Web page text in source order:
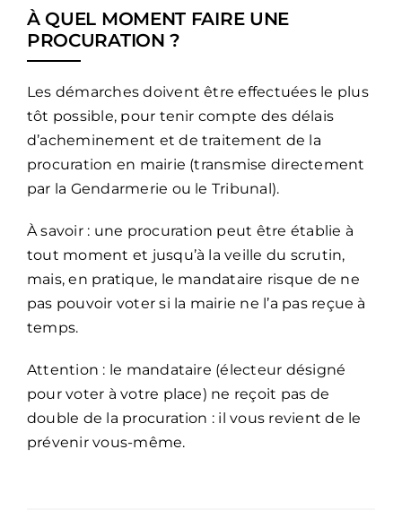
À QUEL MOMENT FAIRE UNE
PROCURATION ?
Les démarches doivent être effectuées le plus
tôt possible, pour tenir compte des délais
d’acheminement et de traitement de la
procuration en mairie (transmise directement
par la Gendarmerie ou le Tribunal).
À savoir : une procuration peut être établie à
tout moment et jusqu’à la veille du scrutin,
mais, en pratique, le mandataire risque de ne
pas pouvoir voter si la mairie ne l’a pas reçue à
temps.
Attention : le mandataire (électeur désigné
pour voter à votre place) ne reçoit pas de
double de la procuration : il vous revient de le
prévenir vous-même.